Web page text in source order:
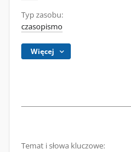
Typ zasobu:
czasopismo
Więcej
Temat i słowa kluczowe: